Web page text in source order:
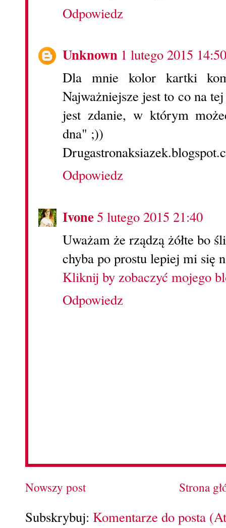
Odpowiedz
Unknown 1 lutego 2015 14:50
Dla mnie kolor kartki
Najważniejsze jest to co na
jest zdanie, w którym
dna" ;))
Odpowiedz
Ivone5 lutego 2015 21:40
Uważam że rządzą żółte bo
chyba po prostu lepiej mi się
Kliknij by zobaczyć mojego
Odpowiedz
Nowszy post Strona
Subskrybuj: Komentarze do posta